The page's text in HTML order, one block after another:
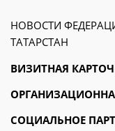
НОВОСТИ
ТАТАРСТАН
ВИЗИТНАЯ
СОЦИАЛЬНОЕ